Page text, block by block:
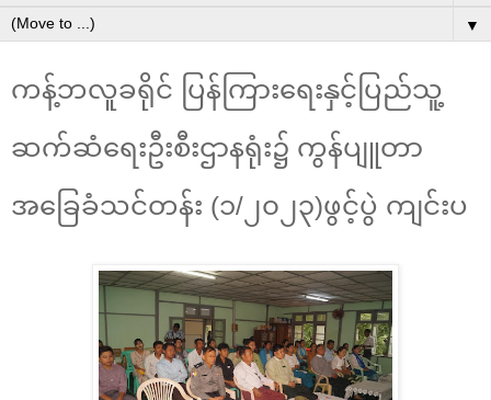
▼
ကန့်ဘလူခရိုင် ပြန်ကြားရေးနှင့်ပြည်သူ့
ဆက်ဆံရေးဦးစီးဌာနရုံး၌ ကွန်ပျူတာ
အခြေခံသင်တန်း (၁/၂၀၂၃)ဖွင့်ပွဲ ကျင်းပ